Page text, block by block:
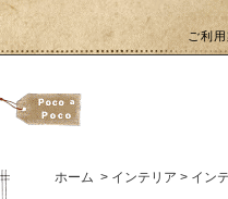
ご利用
ホーム > インテリア > イン